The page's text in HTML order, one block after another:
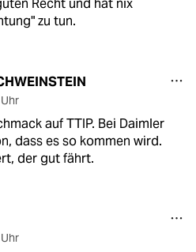
Recht und hat nix
zu tun.
auf TTIP. Bei Daimler
dass es so kommen wird.
der gut fährt.